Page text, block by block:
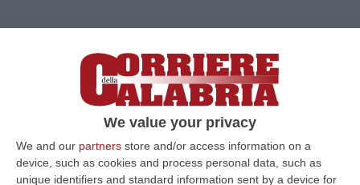
We value your privacy
We and our partners store and/or access information on a
device, such as cookies and process personal data, such as
unique identifiers and standard information sent by a device for
Clicca e segui “Corriere della Calabria” su Google News